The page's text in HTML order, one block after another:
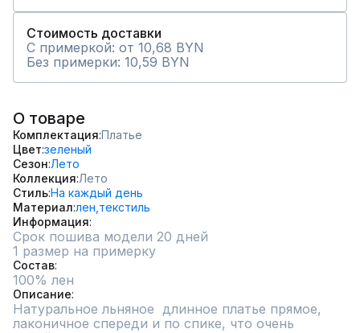
Стоимость доставки
С примеркой: от 10,68 BYN
Без примерки: 10,59 BYN
О товаре
Комплектация Платье
Цвет зеленый
Сезон Лето
Коллекция Лето
СтильНа каждый день
Материал лен, текстиль
Информация
Срок пошива модели 20 дней
1 размер на примерку
Состав
100% лен
Описание
Натуральное льняное  длинное платье прямое,
лаконичное спереди и по спике, что очень